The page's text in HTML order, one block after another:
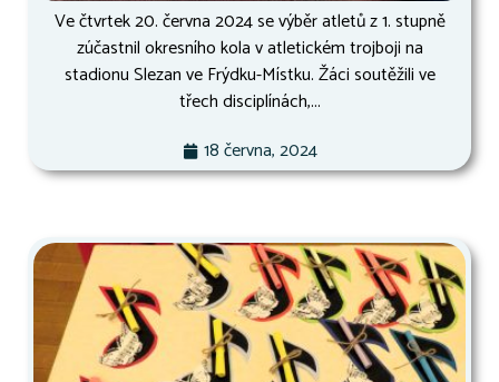
Ve čtvrtek 20. června 2024 se výběr atletů z 1. stupně
zúčastnil okresního kola v atletickém trojboji na
stadionu Slezan ve Frýdku-Místku. Žáci soutěžili ve
třech disciplínách,...
18 června, 2024